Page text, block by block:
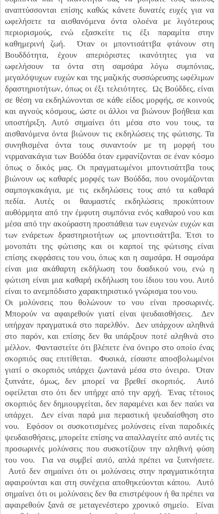
αναπτύσσονται επίσης καθώς κάνετε δυνατές ευχές για να
ωφελήσετε τα αισθανόμενα όντα ολοένα με λιγότερους
περιορισμούς, ενώ εξασκείτε τις έξι παραμίτα στην
καθημερινή ζωή. Όταν οι μποντισάττβα φτάνουν στη
Βουδδότητα, έχουν απεριόριστες ικανότητες για να
ωφελήσουν τα όντα στη σαμσάρα λόγω συμπόνιας,
μεγαλόψυχων ευχών και της μαζικής συσσώρευσης ωφέλιμων
δραστηριοτήτων, όπως οι έξι τελειότητες. Ως Βούδδες, είναι
σε θέση να εκδηλώνονται σε κάθε είδος μορφής, σε κοινούς
και αγνούς κόσμους, ώστε οι άλλοι να βιώνουν βοήθεια και
υποστήριξη. Αυτό σημαίνει ότι μέσα στο νου τους, τα
αισθανόμενα όντα βιώνουν τις εκδηλώσεις της φώτισης. Τα
συνηθισμένα όντα τους συναντούν με τη μορφή του
νιρμανακάγια των Βούδδα όταν εμφανίζονται σε έναν κόσμο
όπως ο δικός μας. Οι πραγματωμένοι μποντισάττβα τους
βιώνουν ως καθαρές μορφές των Βούδδα, που ονομάζονται
σαμπογκακάγια, με τις εκδηλώσεις τους από τα καθαρά
πεδία. Αυτές οι θαυμαστές εκδηλώσεις προκύπτουν
αυθόρμητα από την έμφυτη συμπόνια ενός καθαρού νου και
μέσα από την ακούραστη προσπάθεια των ευγενών ευχών και
των ενάρετων δραστηριοτήτων ως μποντισάττβα. Έτσι το
μονοπάτι της φώτισης και οι καρποί της φώτισης είναι
επίσης εκφράσεις του νου, όπως και η σαμσάρα. Η σαμσάρα
είναι μια ακάθαρτη εκδήλωση του δυαδικού νου, ενώ η
φώτιση είναι μια καθαρή εκδήλωση του ίδιου του νου. Αυτό
είναι το ανεμπόδιστο χαρακτηριστικό γνώρισμα του νου.
Οι μολύνσεις που θολώνουν το νου είναι προσωρινές.
Μπορούν να αφαιρεθούν γιατί είναι ψευδαισθήσεις. Δεν
υπήρχαν πραγματικά στο παρελθόν. Δεν υπάρχουν αληθινά
στο παρόν, και επίσης δεν θα υπάρξουν ποτέ αληθινά στο
μέλλον. Φανταστείτε ότι βλέπετε ένα όνειρο στο οποίο ένας
σκορπιός σας επιτίθεται. Φυσικά, είσαστε αποσβολωμένοι
γιατί ο σκορπιός υπάρχει ζωντανά μέσα στο όνειρο. Όταν
ξυπνάτε, όμως, δεν μπορεί να βρεθεί σκορπιός. Αυτό
οφείλεται στο ότι δεν υπήρχε από την αρχή. Ένας τέτοιος
σκορπιός δεν δημιουργείται, δεν παραμένει και δεν παύει να
υπάρχει. Δεν είναι παρά μια περαστική ψευδαίσθηση στο
νου. Εφόσον οι συσκοτισμένες μολύνσεις είναι παροδικές
ψευδαισθήσεις, μπορείτε επίσης να απαλλαγείτε από αυτές τις
προσωρινές μολύνσεις που συσκοτίζουν την αληθινή φύση
του νου. Για να συμβεί αυτό, απλά πρέπει να ξυπνήσετε.
Αυτό δεν σημαίνει ότι οι μολύνσεις στην πραγματικότητα
αφαιρούνται και στη συνέχεια αποθηκεύονται κάπου. Αυτό
σημαίνει ότι οι μολύνσεις δεν θα επιστρέψουν ή θα πρέπει να
αφαιρεθούν ξανά σε μεταγενέστερο χρονικό σημείο. Είναι